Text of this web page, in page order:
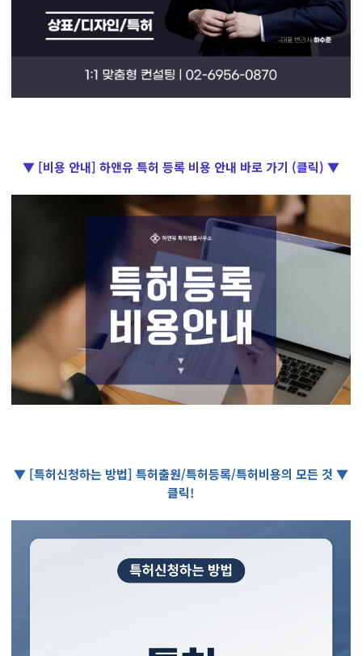
▼ [비용 안내] 하앤유 특허 등록 비용 안내 바로 가기 (클릭) ▼
▼ [특허신청하는 방법] 특허출원/특허등록/특허비용의 모든 것 ▼
클릭!